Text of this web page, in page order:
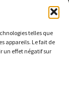
telles que
appareils. Le fait de
un effet négatif sur